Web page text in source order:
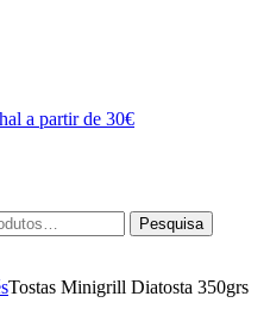
a partir de 30€
Pesquisa
Tostas Minigrill Diatosta 350grs